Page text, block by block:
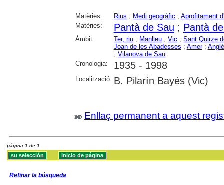
Matèries: Rius ; Medi geogràfic ; Aprofitament
Matèries:
Pantà de Sau ; Pantà
Àmbit: Ter, riu; Manlleu; Vic ; Sant Quirze
Joan de les Abadesses ; Amer;
; Vilanova de Sau
Cronologia:
1935 - 1998
Localització: B. Pilarín Bayés (Vic)
Enllaç permanent a aquest
página 1 de 1
Refinar la búsqueda